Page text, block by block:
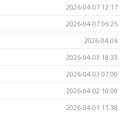
2026-04-07 12:17
2026-04-07 06:25
2026-04-06
2026-04-03 18:33
2026-04-03 07:00
2026-04-02 10:00
2026-04-01 11:30